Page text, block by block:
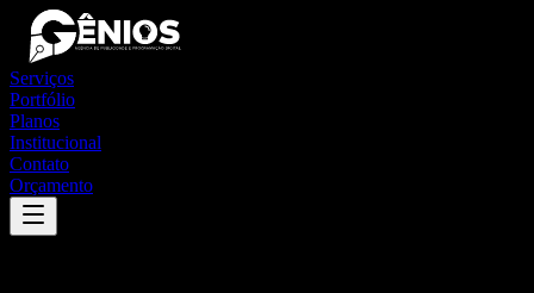
Serviços
Portfólio
Planos
Institucional
Contato
Orçamento